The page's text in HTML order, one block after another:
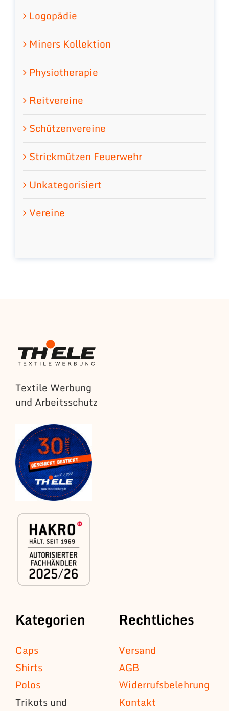
Logopädie
Miners Kollektion
Physiotherapie
Reitvereine
Schützenvereine
Strickmützen Feuerwehr
Unkategorisiert
Vereine
Textile Werbung
und Arbeitsschutz
Kategorien
Caps
Shirts
Polos
Trikots und
Rechtliches
Versand
AGB
Widerrufsbelehrung
Kontakt